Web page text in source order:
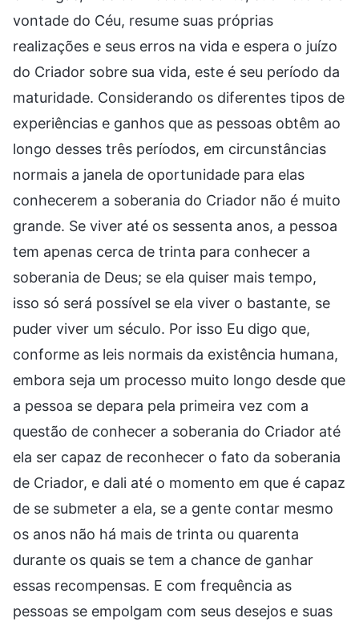
vontade do Céu, resume suas próprias
realizações e seus erros na vida e espera o juízo
do Criador sobre sua vida, este é seu período da
maturidade. Considerando os diferentes tipos de
experiências e ganhos que as pessoas obtêm ao
longo desses três períodos, em circunstâncias
normais a janela de oportunidade para elas
conhecerem a soberania do Criador não é muito
grande. Se viver até os sessenta anos, a pessoa
tem apenas cerca de trinta para conhecer a
soberania de Deus; se ela quiser mais tempo,
isso só será possível se ela viver o bastante, se
puder viver um século. Por isso Eu digo que,
conforme as leis normais da existência humana,
embora seja um processo muito longo desde que
a pessoa se depara pela primeira vez com a
questão de conhecer a soberania do Criador até
ela ser capaz de reconhecer o fato da soberania
de Criador, e dali até o momento em que é capaz
de se submeter a ela, se a gente contar mesmo
os anos não há mais de trinta ou quarenta
durante os quais se tem a chance de ganhar
essas recompensas. E com frequência as
pessoas se empolgam com seus desejos e suas